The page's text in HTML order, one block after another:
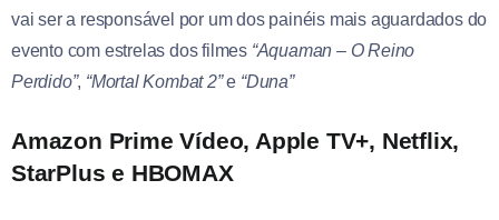
vai ser a responsável por um dos painéis mais aguardados do
evento com estrelas dos filmes “Aquaman – O Reino
Perdido”, “Mortal Kombat 2”e “Duna”
Amazon Prime Vídeo, Apple TV+, Netflix,
StarPlus e HBOMAX